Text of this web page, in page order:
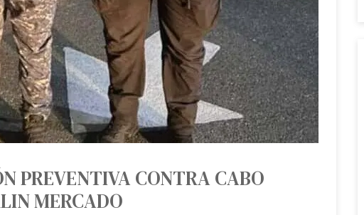
PREVENTIVA CONTRA CABO
MERCADO